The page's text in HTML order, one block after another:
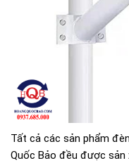
Tất cả các sản phẩm
Quốc Bảo đều được